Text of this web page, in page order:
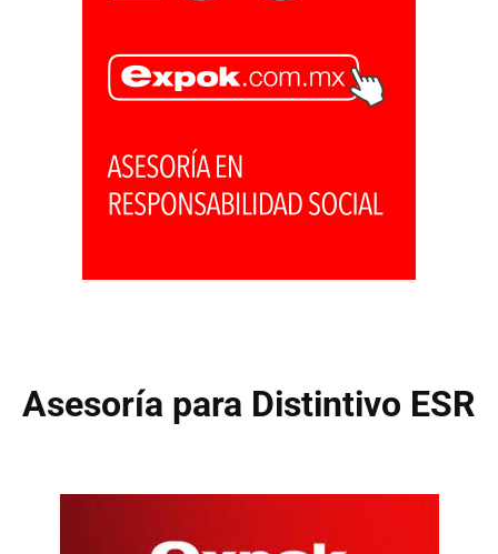
Asesoría para Distintivo ESR